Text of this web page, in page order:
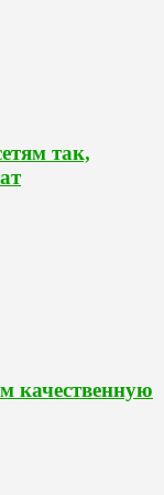
так,
качественную